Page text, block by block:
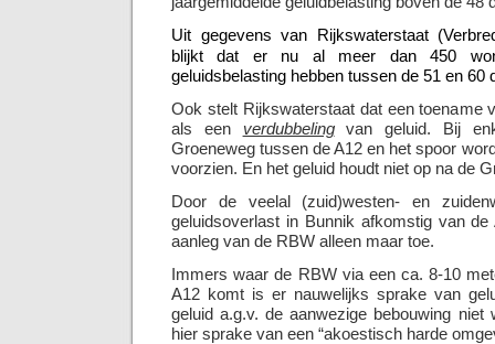
Uit gegevens van Rijkswaterstaat
blijkt dat er nu al meer dan 450
geluidsbelasting hebben tussen de 51 en 60
Ook stelt Rijkswaterstaat dat een toename
als een verdubbelingvan geluid. Bij
Groeneweg tussen de A12 en het spoor
voorzien. En het geluid houdt niet op na de
Door de veelal (zuid)westen- en
geluidsoverlast in Bunnik afkomstig van
aanleg van de RBW alleen maar toe.
Immers waar de RBW via een ca. 8-10
A12 komt is er nauwelijks sprake van
geluid a.g.v. de aanwezige bebouwing niet
hier sprake van een “akoestisch harde